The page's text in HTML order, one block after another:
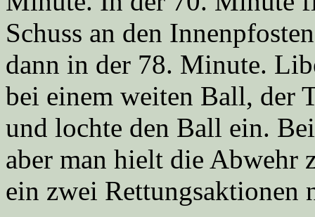
Schuss an den
dann in der 78. Minute.
bei einem weiten Ball, der
und lochte den Ball ein.
aber man hielt die Abwehr
ein zwei Rettungsaktionen